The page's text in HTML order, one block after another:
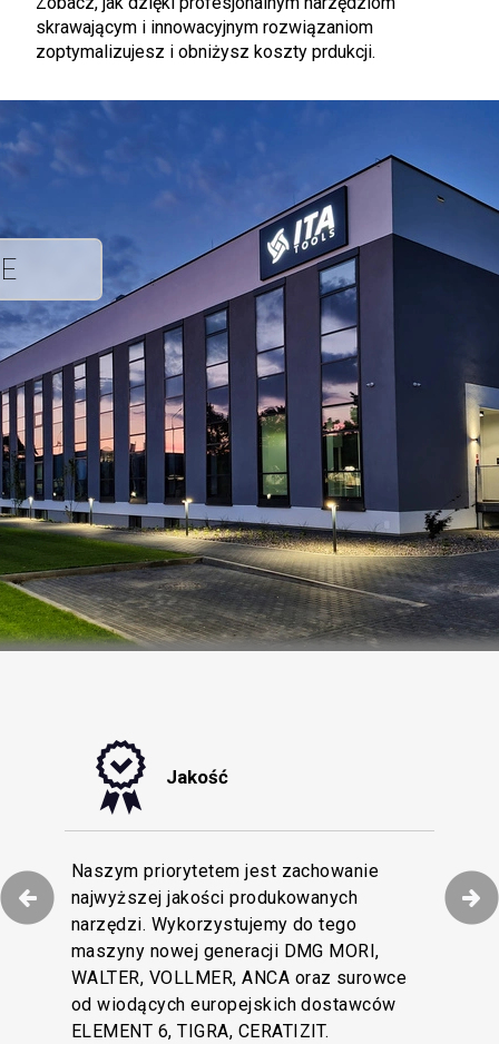
skrawającym i innowacyjnym rozwiązaniom
zoptymalizujesz i obniżysz koszty prdukcji.
Jakość
Naszym priorytetem jest zachowanie
najwyższej jakości produkowanych
narzędzi. Wykorzystujemy do tego
maszyny nowej generacji DMG MORI,
WALTER, VOLLMER, ANCA oraz surowce
od wiodących europejskich dostawców
ELEMENT 6, TIGRA, CERATIZIT.
procesów
efektywną
Klientów i
na
magazyn z
dostępności
Dokładamy wszelkich starań, by obsługa
Klienta w naszej firmie pozostawała na
najwyższym poziomie. Wielojęzyczny
zespół Obsługi Klienta wesprze Cię swoją
wiedzą techniczną i doświadczeniem.